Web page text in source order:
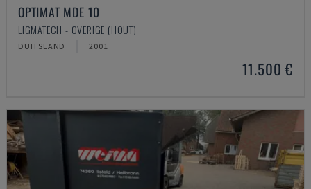
OPTIMAT MDE 10
LIGMATECH - OVERIGE (HOUT)
DUITSLAND 2001
11.500 €